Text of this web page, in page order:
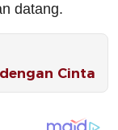
datang.
Cinta